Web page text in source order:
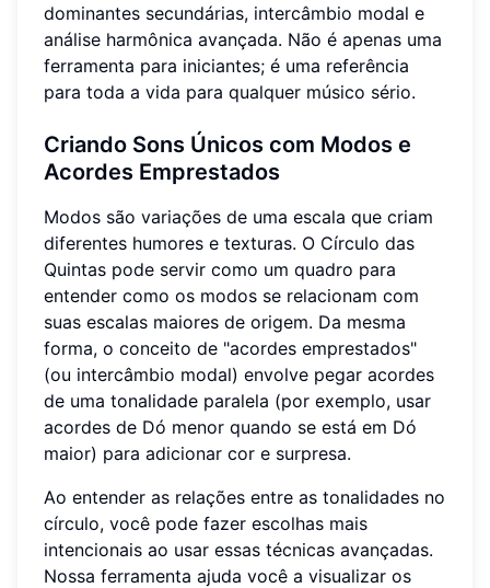
dominantes secundárias, intercâmbio modal e
análise harmônica avançada. Não é apenas uma
ferramenta para iniciantes; é uma referência
para toda a vida para qualquer músico sério.
Criando Sons Únicos com Modos e
Acordes Emprestados
Modos são variações de uma escala que criam
diferentes humores e texturas. O Círculo das
Quintas pode servir como um quadro para
entender como os modos se relacionam com
suas escalas maiores de origem. Da mesma
forma, o conceito de "acordes emprestados"
(ou intercâmbio modal) envolve pegar acordes
de uma tonalidade paralela (por exemplo, usar
acordes de Dó menor quando se está em Dó
maior) para adicionar cor e surpresa.
Ao entender as relações entre as tonalidades no
círculo, você pode fazer escolhas mais
intencionais ao usar essas técnicas avançadas.
Nossa ferramenta ajuda você a visualizar os